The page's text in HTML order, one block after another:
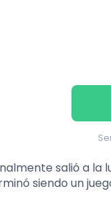
salió a la
siendo un